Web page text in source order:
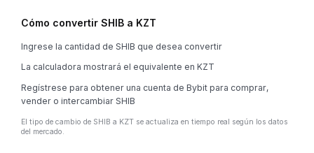
Cómo convertir SHIB a KZT
Ingrese la cantidad de SHIB que desea convertir
La calculadora mostrará el equivalente en KZT
Regístrese para obtener una cuenta de Bybit para comprar,
vender o intercambiar SHIB
El tipo de cambio de SHIB a KZT se actualiza en tiempo real según los datos
del mercado.